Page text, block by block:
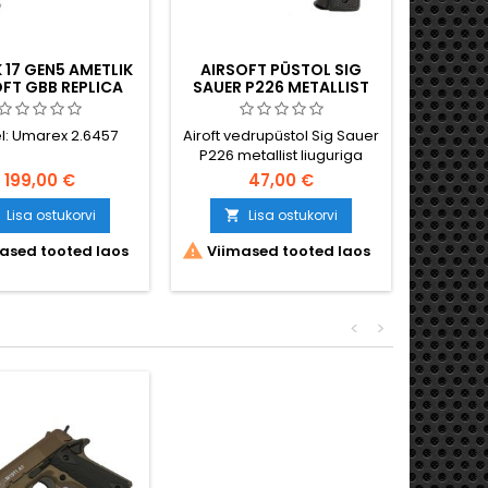
GEN5 AMETLIK
GBB REPLICA
Umarex 2.6457
199,00 €
Lisa ostukorvi
tooted laos
AIRSOFT PÜSTOL SIG
SAUER P226 METALLIST
SLAIDIGA PÜSTOL
Airoft vedrupüstol Sig Sauer
P226 metallist liuguriga
47,00 €
 Lisa ostukorvi
 Viimased tooted laos
216 mm
kassett


>
<